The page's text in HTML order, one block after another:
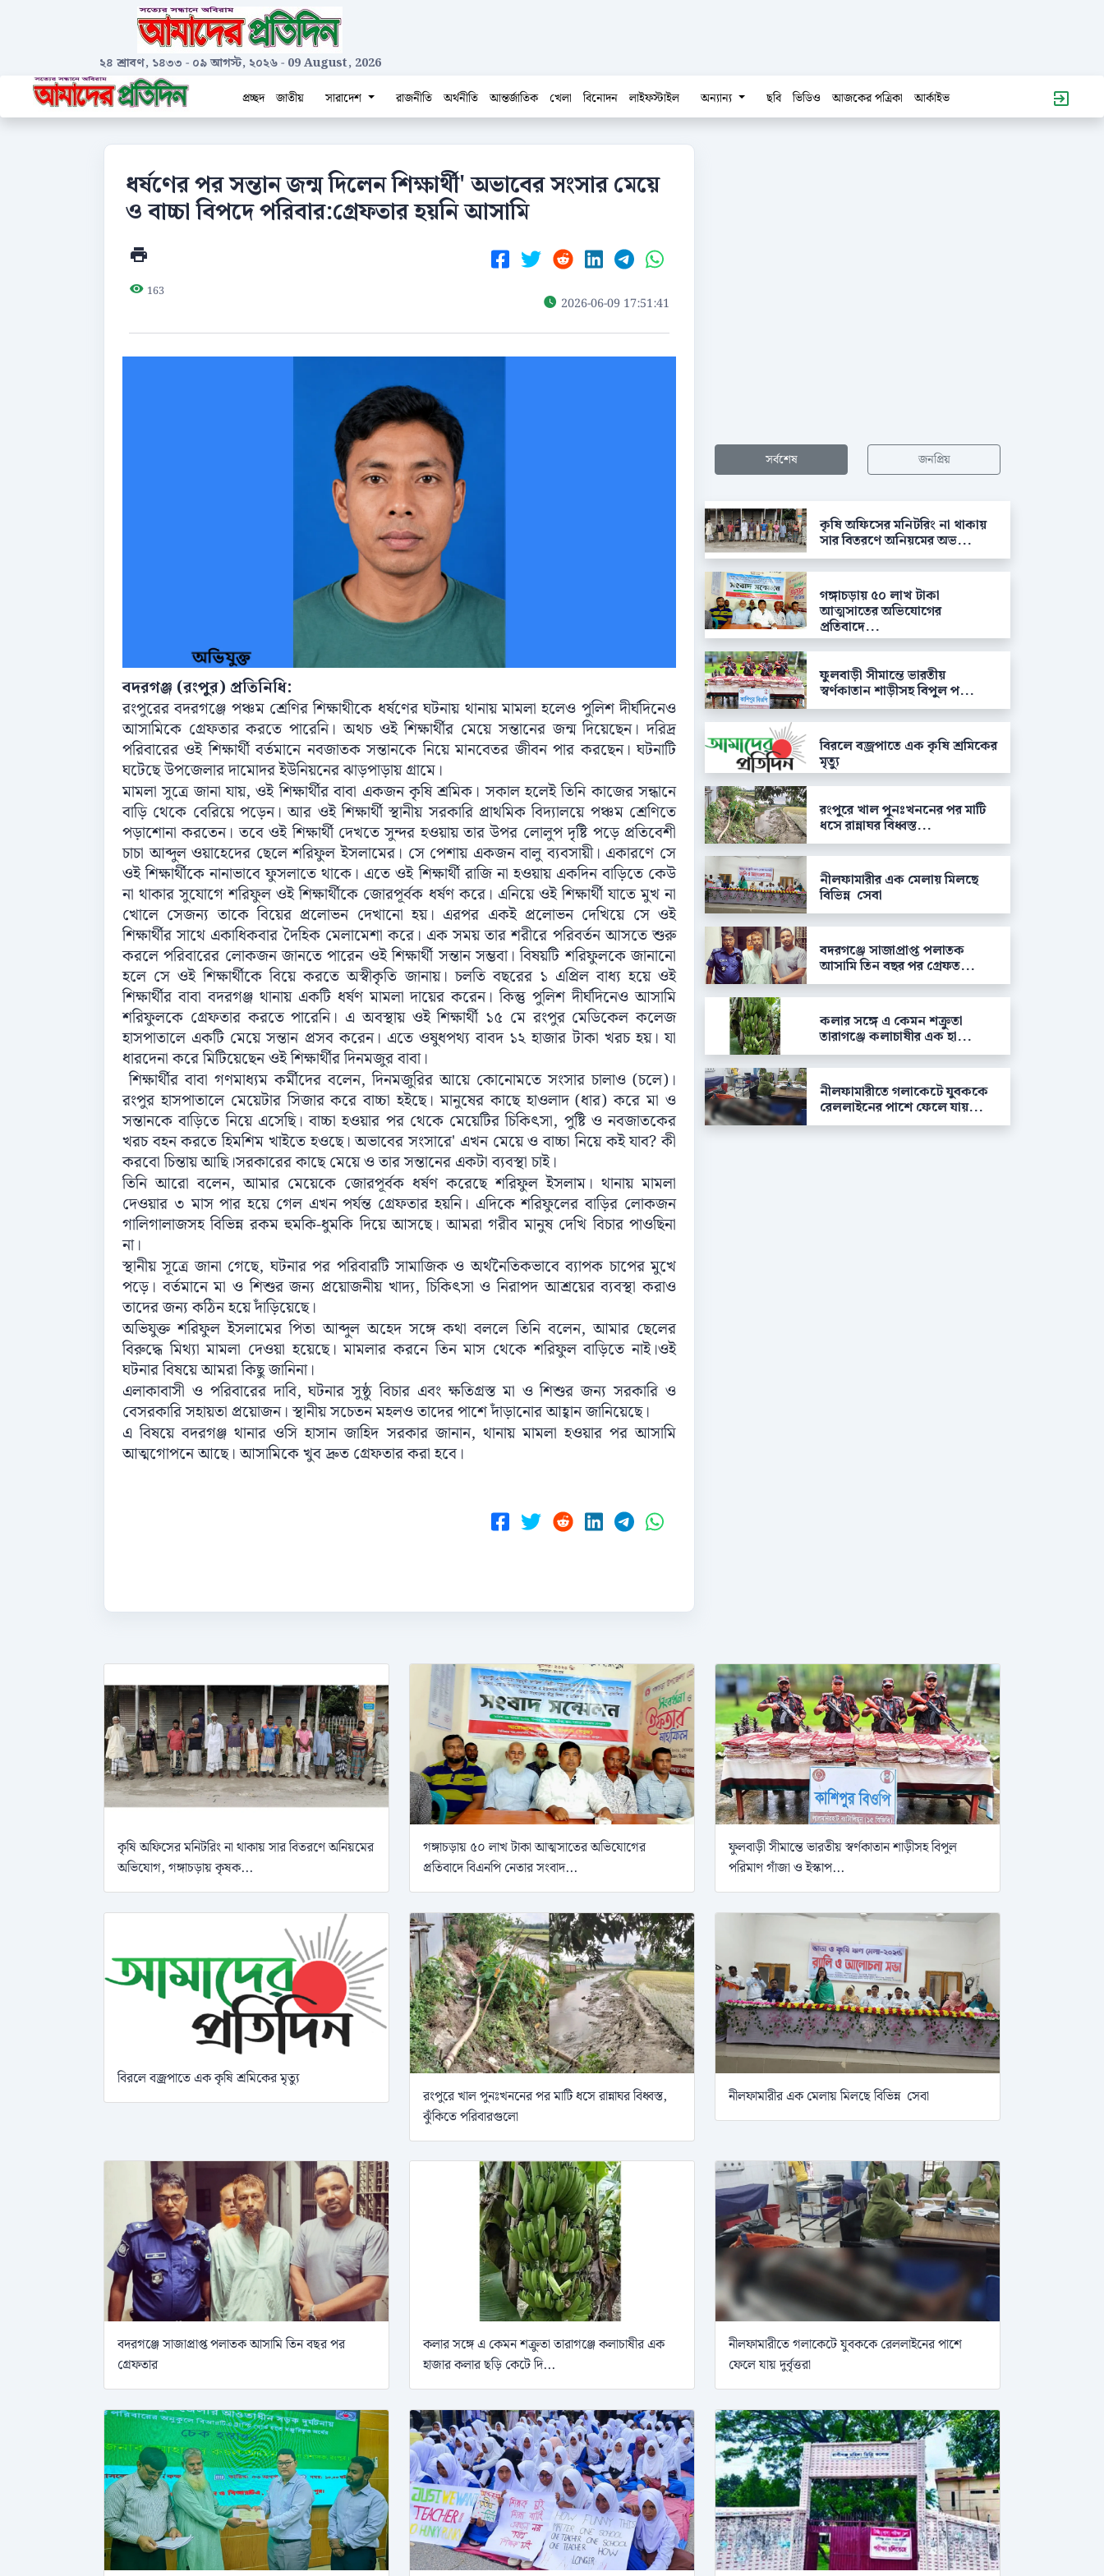
২৪ শ্রাবণ, ১৪৩৩ - ০৯ আগস্ট, ২০২৬- 09 August, 2026
প্রচ্ছদ
জাতীয় সারাদেশ রাজনীতি অর্থনীতি আন্তর্জাতিক খেলা বিনোদন লাইফস্টাইল অন্যান্য ছবি ভিডিও আজকের পত্রিকা আর্কাইভ
ধর্ষণের পর সন্তান জন্ম দিলেন শিক্ষার্থী' অভাবের সংসার মেয়ে
ও বাচ্চা বিপদে পরিবার:গ্রেফতার হয়নি আসামি
163
2026-06-09 17:51:41
বদরগঞ্জ (রংপুর) প্রতিনিধি:
রংপুরের বদরগঞ্জে পঞ্চম শ্রেণির শিক্ষাথীকে ধর্ষণের ঘটনায় থানায় মামলা হলেও পুলিশ দীর্ঘদিনেও
আসামিকে গ্রেফতার করতে পারেনি। অথচ ওই শিক্ষার্থীর মেয়ে সন্তানের জন্ম দিয়েছেন। দরিদ্র
পরিবারের ওই শিক্ষার্থী বর্তমানে নবজাতক সন্তানকে নিয়ে মানবেতর জীবন পার করছেন। ঘটনাটি
ঘটেছে উপজেলার দামোদর ইউনিয়নের ঝাড়পাড়ায়‌ গ্ৰামে।
মামলা সুত্রে জানা যায়, ওই শিক্ষার্থীর বাবা একজন কৃষি শ্রমিক। সকাল হলেই তিনি কাজের সন্ধানে
বাড়ি থেকে বেরিয়ে পড়েন। আর ওই শিক্ষার্থী স্থানীয় সরকারি প্রাথমিক বিদ্যালয়ে পঞ্চম শ্রেণিতে
পড়াশোনা করতেন। তবে ওই শিক্ষার্থী দেখতে সুন্দর হওয়ায় তার উপর লোলুপ দৃষ্টি পড়ে প্রতিবেশী
চাচা আব্দুল ওয়াহেদের ছেলে শরিফুল ইসলামের। সে পেশায় একজন বালু ব্যবসায়ী। একারণে সে
ওই শিক্ষার্থীকে নানাভাবে ফুসলাতে থাকে। এতে ওই শিক্ষার্থী রাজি না হওয়ায় একদিন বাড়িতে কেউ
না থাকার সুযোগে শরিফুল ওই শিক্ষার্থীকে জোরপূর্বক ধর্ষণ করে। এনিয়ে ওই শিক্ষার্থী যাতে মুখ না
খোলে সেজন্য তাকে বিয়ের প্রলোভন দেখানো হয়। এরপর একই প্রলোভন দেখিয়ে সে ওই
শিক্ষার্থীর সাথে একাধিকবার দৈহিক মেলামেশা করে। এক সময় তার শরীরে পরিবর্তন আসতে শুরু
করলে পরিবারের লোকজন জানতে পারেন ওই শিক্ষার্থী সন্তান সম্ভবা। বিষয়টি শরিফুলকে জানানো
হলে সে ওই শিক্ষার্থীকে বিয়ে করতে অস্বীকৃতি জানায়। চলতি বছরের ১ এপ্রিল বাধ্য হয়ে ওই
শিক্ষার্থীর বাবা বদরগঞ্জ থানায় একটি ধর্ষণ মামলা দায়ের করেন। কিন্তু পুলিশ দীর্ঘদিনেও আসামি
শরিফুলকে গ্রেফতার করতে পারেনি। এ অবস্থায় ওই শিক্ষার্থী ১৫ মে রংপুর মেডিকেল কলেজ
হাসপাতালে একটি মেয়ে সন্তান প্রসব করেন। এতে ওষুধপথ্য বাবদ ১২ হাজার টাকা খরচ হয়। যা
ধারদেনা করে মিটিয়েছেন ওই শিক্ষার্থীর দিনমজুর বাবা।
শিক্ষার্থীর বাবা গণমাধ্যম কর্মীদের বলেন, দিনমজুরির আয়ে কোনোমতে সংসার চালাও (চলে)।
রংপুর হাসপাতালে মেয়েটার সিজার করে বাচ্চা হইছে। মানুষের কাছে হাওলাদ (ধার) করে মা ও
সন্তানকে বাড়িতে নিয়ে এসেছি। বাচ্চা হওয়ার পর থেকে মেয়েটির চিকিৎসা, পুষ্টি ও নবজাতকের
খরচ বহন করতে হিমশিম খাইতে হওছে। অভাবের সংসারে' এখন মেয়ে ও বাচ্চা নিয়ে কই যাব? কী
করবো চিন্তায় আছি।সরকারের কাছে মেয়ে ও তার সন্তানের একটা ব্যবস্থা চাই।
তিনি আরো বলেন, আমার মেয়েকে জোরপূর্বক ধর্ষণ করেছে শরিফুল ইসলাম। থানায় মামলা
দেওয়ার ৩ মাস পার হয়ে গেল এখন পর্যন্ত গ্রেফতার হয়নি। এদিকে শরিফুলের বাড়ির লোকজন
গালিগালাজসহ বিভিন্ন রকম হুমকি-ধুমকি দিয়ে আসছে। আমরা গরীব মানুষ দেখি বিচার পাওছিনা
না।
স্থানীয় সূত্রে জানা গেছে, ঘটনার পর পরিবারটি সামাজিক ও অর্থনৈতিকভাবে ব্যাপক চাপের মুখে
পড়ে। বর্তমানে মা ও শিশুর জন্য প্রয়োজনীয় খাদ্য, চিকিৎসা ও নিরাপদ আশ্রয়ের ব্যবস্থা করাও
তাদের জন্য কঠিন হয়ে দাঁড়িয়েছে।
অভিযুক্ত শরিফুল ইসলামের পিতা আব্দুল অহেদ সঙ্গে কথা বললে তিনি বলেন, আমার ছেলের
বিরুদ্ধে মিথ্যা মামলা দেওয়া হয়েছে। মামলার করনে তিন‌ মাস থেকে শরিফুল বাড়িতে নাই।ওই
ঘটনার বিষয়ে আমরা কিছু জানিনা।
এলাকাবাসী ও পরিবারের দাবি, ঘটনার সুষ্ঠু বিচার এবং ক্ষতিগ্রস্ত মা ও শিশুর জন্য সরকারি ও
বেসরকারি সহায়তা প্রয়োজন। স্থানীয় সচেতন মহলও তাদের পাশে দাঁড়ানোর আহ্বান জানিয়েছে।
এ বিষয়ে বদরগঞ্জ থানার ওসি হাসান জাহিদ সরকার জানান, থানায় মামলা হওয়ার পর আসামি
আত্মগোপনে আছে। আসামিকে খুব দ্রুত গ্রেফতার করা হবে।
সর্বশেষ জনপ্রিয়
কৃষি অফিসের মনিটরিং না থাকায়
সার বিতরণে অনিয়মের অভ...
গঙ্গাচড়ায় ৫০ লাখ টাকা
আত্মসাতের অভিযোগের
প্রতিবাদে...
ফুলবাড়ী সীমান্তে ভারতীয়
স্বর্ণকাতান শাড়ীসহ বিপুল প...
বিরলে বজ্রপাতে এক কৃষি শ্রমিকের
মৃত্যু
রংপুরে খাল পুনঃখননের পর মাটি
ধসে রান্নাঘর বিধ্বস্ত...
নীলফামারীর এক মেলায় মিলছে
বিভিন্ন সেবা
বদরগঞ্জে সাজাপ্রাপ্ত পলাতক
আসামি তিন বছর পর গ্রেফত...
কলার সঙ্গে এ কেমন শক্রুতা
তারাগঞ্জে কলাচাষীর এক হা...
নীলফামারীতে গলাকেটে যুবককে
রেললাইনের পাশে ফেলে যায়...
কৃষি অফিসের মনিটরিং না থাকায় সার বিতরণে অনিয়মের
অভিযোগ, গঙ্গাচড়ায় কৃষক...
গঙ্গাচড়ায় ৫০ লাখ টাকা আত্মসাতের অভিযোগের
প্রতিবাদে বিএনপি নেতার সংবাদ...
ফুলবাড়ী সীমান্তে ভারতীয় স্বর্ণকাতান শাড়ীসহ বিপুল
পরিমাণ গাঁজা ও ইস্কাপ...
বিরলে বজ্রপাতে এক কৃষি শ্রমিকের মৃত্যু
রংপুরে খাল পুনঃখননের পর মাটি ধসে রান্নাঘর বিধ্বস্ত,
ঝুঁকিতে পরিবারগুলো
নীলফামারীর এক মেলায় মিলছে বিভিন্ন সেবা
বদরগঞ্জে সাজাপ্রাপ্ত পলাতক আসামি তিন বছর পর
গ্রেফতার
কলার সঙ্গে এ কেমন শক্রুতা তারাগঞ্জে কলাচাষীর এক
হাজার কলার ছড়ি কেটে দি...
নীলফামারীতে গলাকেটে যুবককে রেললাইনের পাশে
ফেলে যায় দুর্বৃত্তরা